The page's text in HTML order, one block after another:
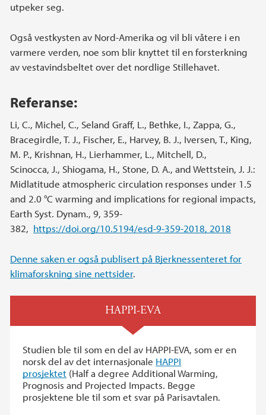
utpeker seg.
Også vestkysten av Nord-Amerika og vil bli våtere i en
varmere verden, noe som blir knyttet til en forsterkning
av vestavindsbeltet over det nordlige Stillehavet.
Referanse:
Li, C., Michel, C., Seland Graff, L., Bethke, I., Zappa, G.,
Bracegirdle, T. J., Fischer, E., Harvey, B. J., Iversen, T., King,
M. P., Krishnan, H., Lierhammer, L., Mitchell, D.,
Scinocca, J., Shiogama, H., Stone, D. A., and Wettstein, J. J.:
Midlatitude atmospheric circulation responses under 1.5
and 2.0 °C warming and implications for regional impacts,
Earth Syst. Dynam., 9, 359-
382, https://doi.org/10.5194/esd-9-359-2018, 2018
Denne saken er også publisert på Bjerknessenteret for
klimaforskning sine nettsider.
HAPPI-EVA
Studien ble til som en del av HAPPI-EVA, som er en
norsk del av det internasjonale HAPPI
prosjektet (Half a degree Additional Warming,
Prognosis and Projected Impacts. Begge
prosjektene ble til som et svar på Parisavtalen.